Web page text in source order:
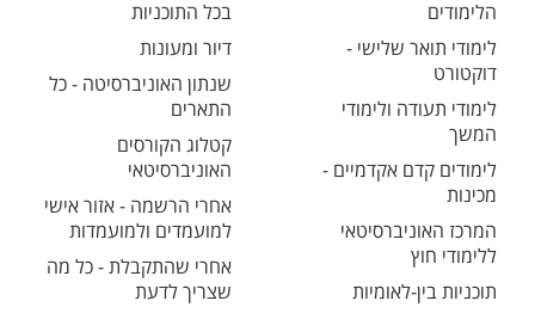
הלימודים
לימודי תואר שלישי -
דוקטורט
לימודי תעודה ולימודי
המשך
לימודים קדם אקדמיים -
מכינות
המרכז האוניברסיטאי
ללימודי חוץ
תוכניות בין-לאומיות
בכל התוכניות
דיור ומעונות
שנתון האוניברסיטה - כל
התארים
קטלוג הקורסים
האוניברסיטאי
אחרי הרשמה - אזור אישי
למועמדים ולמועמדות
אחרי שהתקבלת - כל מה
שצריך לדעת